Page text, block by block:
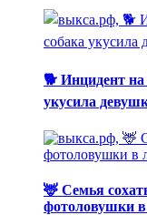
🐕 Инцидент
укусила
🦌 Семья
фотоловушки